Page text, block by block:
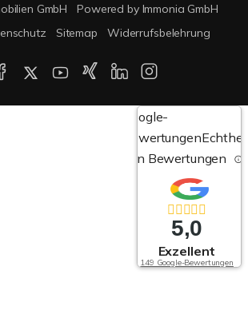
GmbH
Powered by Immonia GmbH
Sitemap Widerrufsbelehrung
Google-
Bewertungen
von Bewertungen
5,0
Exzellent
149 Google-Bewertungen